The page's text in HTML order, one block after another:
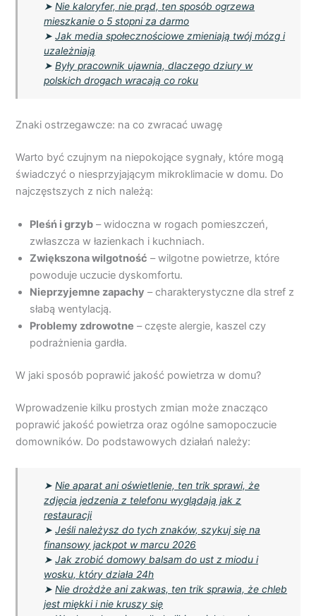
➤Nie kaloryfer, nie prąd, ten sposób ogrzewa
mieszkanie o 5 stopni za darmo
➤Jak media społecznościowe zmieniają twój mózg i
uzależniają
➤Były pracownik ujawnia, dlaczego dziury w
polskich drogach wracają co roku
Znaki ostrzegawcze: na co zwracać uwagę
Warto być czujnym na niepokojące sygnały, które mogą
świadczyć o niesprzyjającym mikroklimacie w domu. Do
najczęstszych z nich należą:
Pleśń i grzyb – widoczna w rogach pomieszczeń,
zwłaszcza w łazienkach i kuchniach.
Zwiększona wilgotność – wilgotne powietrze, które
powoduje uczucie dyskomfortu.
Nieprzyjemne zapachy – charakterystyczne dla stref z
słabą wentylacją.
Problemy zdrowotne – częste alergie, kaszel czy
podrażnienia gardła.
W jaki sposób poprawić jakość powietrza w domu?
Wprowadzenie kilku prostych zmian może znacząco
poprawić jakość powietrza oraz ogólne samopoczucie
domowników. Do podstawowych działań należy:
➤Nie aparat ani oświetlenie, ten trik sprawi, że
zdjęcia jedzenia z telefonu wyglądają jak z
restauracji
➤Jeśli należysz do tych znaków, szykuj się na
finansowy jackpot w marcu 2026
➤Jak zrobić domowy balsam do ust z miodu i
wosku, który działa 24h
➤Nie drożdże ani zakwas, ten trik sprawia, że chleb
jest miękki i nie kruszy się